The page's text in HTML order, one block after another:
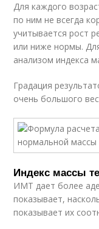
Для каждого
по ним не всегда
учитывается рост
или ниже нормы.
анализом индекса
Градация
очень большого
Индекс массы
ИМТ дает более
показывает,
показывает их